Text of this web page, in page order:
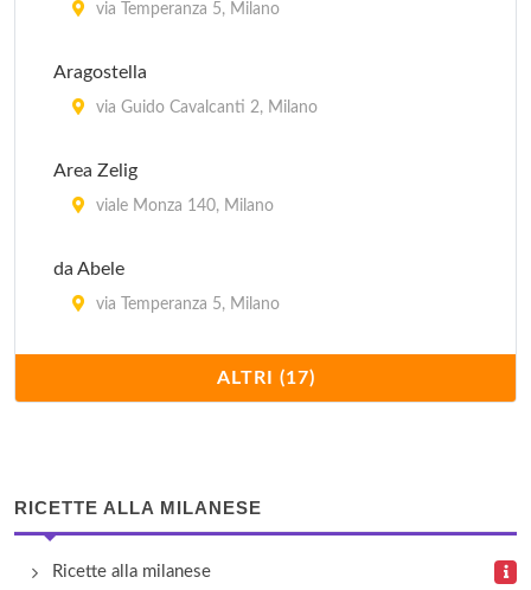
via Temperanza 5, Milano
Aragostella
via Guido Cavalcanti 2, Milano
Area Zelig
viale Monza 140, Milano
da Abele
via Temperanza 5, Milano
via Marco Aurelio 64, Milano
viale Monza 92, Milano
El Tipico Latino Americano
ALTRI (17)
RICETTE ALLA MILANESE
Ricette alla milanese